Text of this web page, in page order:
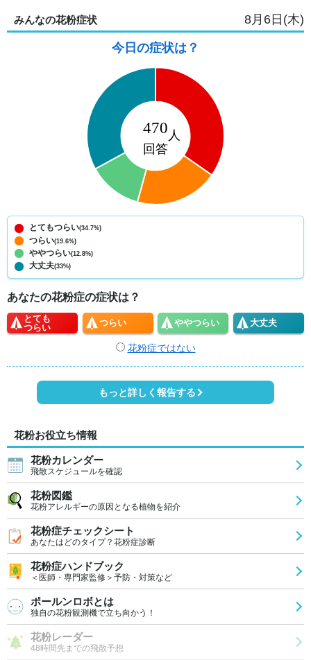
みんなの花粉症状 8月6日(木)
今日の症状は？
とてもつらい(34.7%)
つらい(19.6%)
ややつらい(12.8%)
大丈夫(33%)
あなたの花粉症の症状は？
とても
つらい
つらい ややつらい 大丈夫
花粉症ではない
もっと詳しく報告する
花粉お役立ち情報
花粉カレンダー
飛散スケジュールを確認
花粉図鑑
花粉アレルギーの原因となる植物を紹介
花粉症チェックシート
あなたはどのタイプ？花粉症診断
花粉症ハンドブック
＜医師・専門家監修＞予防・対策など
ポールンロボとは
独自の花粉観測機で立ち向かう！
花粉レーダー
48時間先までの飛散予想